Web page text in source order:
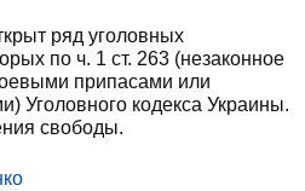
ряд уголовных
по ч. 1 ст. 263 (незаконное
припасами или
Уголовного кодекса Украины.
свободы.